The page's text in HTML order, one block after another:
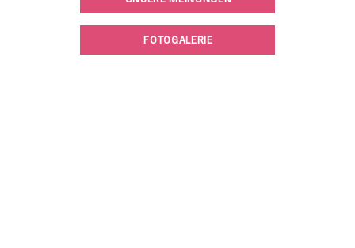
FOTOGALERIE